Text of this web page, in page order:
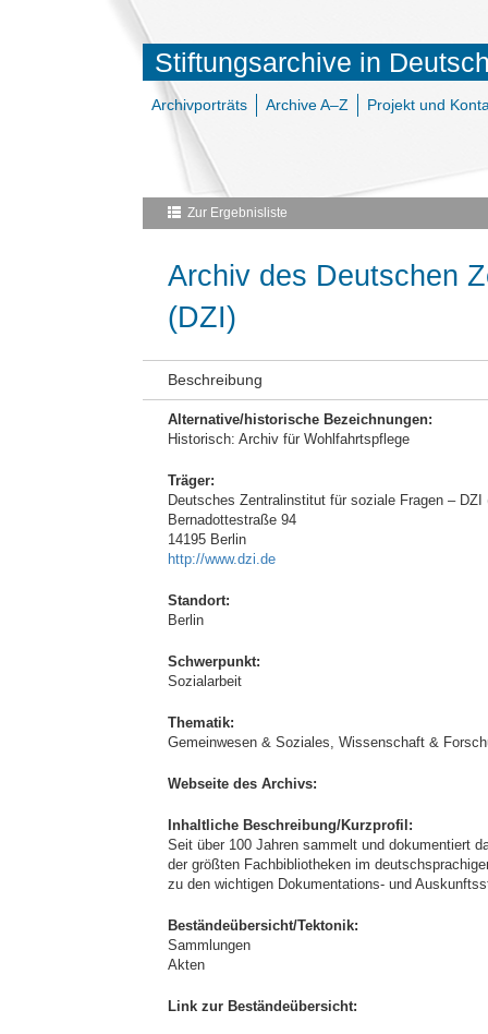
Stiftungsarchive in
Archivporträts Archive A–Z Projekt und
Zur Ergebnisliste
Archiv des Deutschen
(DZI)
Beschreibung
Alternative/historische Bezeichnungen:
Historisch: Archiv für Wohlfahrtspflege
Träger:
Deutsches Zentralinstitut für soziale Fragen – DZI
Bernadottestraße 94
14195 Berlin
http://www.dzi.de
Standort:
Berlin
Schwerpunkt:
Sozialarbeit
Thematik:
Gemeinwesen & Soziales, Wissenschaft &
Webseite des Archivs:
Inhaltliche Beschreibung/Kurzprofil:
Seit über 100 Jahren sammelt und dokumentiert
der größten Fachbibliotheken im
zu den wichtigen Dokumentations- und
Beständeübersicht/Tektonik:
Sammlungen
Akten
Link zur Beständeübersicht: